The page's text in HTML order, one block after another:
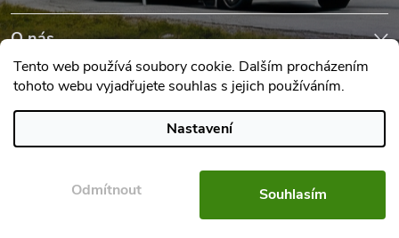
Tento web používá soubory cookie. Dalším procházením
tohoto webu vyjadřujete souhlas s jejich používáním.
Nastavení
Odmítnout Souhlasím
O nás
Hodnocení obchodu
Copyright 2026Karavany Hykro. Všechna práva vyhrazena.Upravit
nastavení cookies